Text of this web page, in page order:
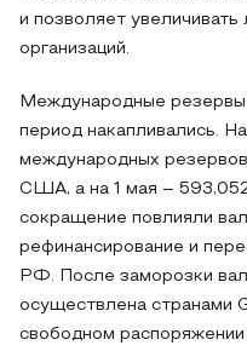
и позволяет увеличивать
организаций.
Международные резервы
период накапливались.
международных
США, а на 1 мая –
сокращение повлияли
рефинансирование и
РФ. После заморозки
осуществлена
свободном распоряжении